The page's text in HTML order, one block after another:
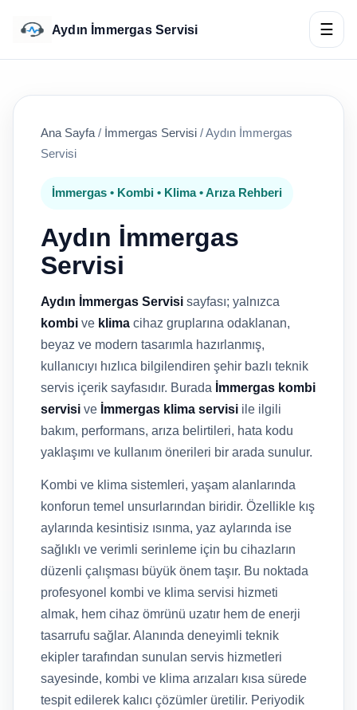
Aydın İmmergas Servisi ☰
Ana Sayfa / İmmergas Servisi /Aydın İmmergas
Servisi
İmmergas • Kombi • Klima • Arıza Rehberi
Aydın İmmergas
Servisi
Aydın İmmergas Servisi sayfası; yalnızca
kombi ve klima cihaz gruplarına odaklanan,
beyaz ve modern tasarımla hazırlanmış,
kullanıcıyı hızlıca bilgilendiren şehir bazlı teknik
servis içerik sayfasıdır. Burada İmmergas kombi
servisi ve İmmergas klima servisi ile ilgili
bakım, performans, arıza belirtileri, hata kodu
yaklaşımı ve kullanım önerileri bir arada sunulur.
Kombi ve klima sistemleri, yaşam alanlarında
konforun temel unsurlarından biridir. Özellikle kış
aylarında kesintisiz ısınma, yaz aylarında ise
sağlıklı ve verimli serinleme için bu cihazların
düzenli çalışması büyük önem taşır. Bu noktada
profesyonel kombi ve klima servisi hizmeti
almak, hem cihaz ömrünü uzatır hem de enerji
tasarrufu sağlar. Alanında deneyimli teknik
ekipler tarafından sunulan servis hizmetleri
sayesinde, kombi ve klima arızaları kısa sürede
tespit edilerek kalıcı çözümler üretilir. Periyodik